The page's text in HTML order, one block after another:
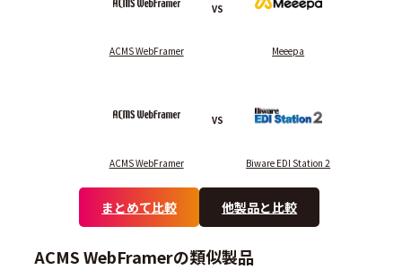
ACMS WebFramer
VS
Meeepa
ACMS WebFramer
VS
Biware EDI Station 2
まとめて比較 他製品と比較
ACMS WebFramerの類似製品